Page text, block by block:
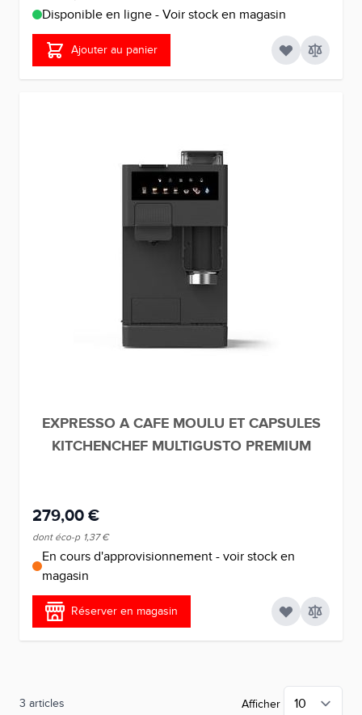
Disponible en ligne - Voir stock en magasin
Ajouter au panier
EXPRESSO A CAFE MOULU ET CAPSULES
KITCHENCHEF MULTIGUSTO PREMIUM
279,00 €
dont éco-p 1,37 €
En cours d'approvisionnement - voir stock en
magasin
Réserver en magasin
3 articles Afficher